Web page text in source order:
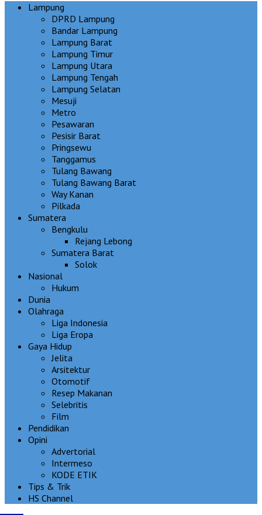
Lampung
DPRD Lampung
Bandar Lampung
Lampung Barat
Lampung Timur
Lampung Utara
Lampung Tengah
Lampung Selatan
Mesuji
Metro
Pesawaran
Pesisir Barat
Pringsewu
Tanggamus
Tulang Bawang
Tulang Bawang Barat
Way Kanan
Pilkada
Sumatera
Bengkulu
Rejang Lebong
Sumatera Barat
Solok
Nasional
Hukum
Dunia
Olahraga
Liga Indonesia
Liga Eropa
Gaya Hidup
Jelita
Arsitektur
Otomotif
Resep Makanan
Selebritis
Film
Pendidikan
Opini
Advertorial
Intermeso
KODE ETIK
Tips & Trik
HS Channel